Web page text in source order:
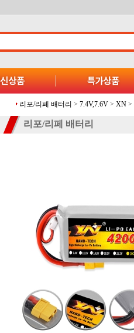
리포/리페 배터리 > 7.4V,7.6V > XN >
리포/리페 배터리